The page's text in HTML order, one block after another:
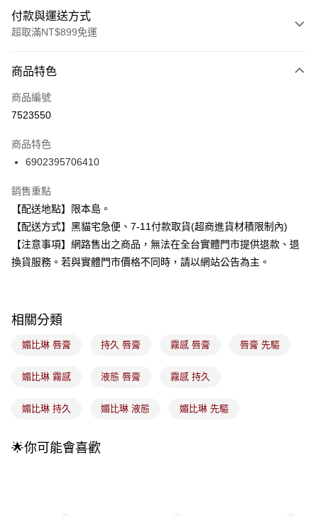
付款與運送方式
超取滿NT$899免運
信用卡一次付款
超商取貨付款
Apple Pay
街口支付
悠遊付
Google Pay
全盈+PAY
【大哥付你分期使用說明】
2.付款方式選擇「大哥付你分期」，訂單成立後會自動跳轉到大哥付的交易
成交易。
消。如遇「轉專審核」未通過狀況，表示未達大哥付你分期系統評分，恕無
1.分期款項不併入電信帳單，「大哥付你分期」於每月結算日後寄送繳費提
每筆NT$100，滿NT$899(含以上)免運費
每筆NT$100，滿NT$899(含以上)免運費
商品特色
商品編號
7523550
商品特色
6902395706410
銷售重點
【配送地點】限本島。
【配送方式】黑貓宅急便、7-11付款取貨(超商進貨材積限制內)
【注意事項】網路售出之商品，無法在全台實體門市提供退款、退
換貨服務。若與實體門市價格不同時，請以網站公告為主。
相關分類
媚比琳 唇膏 持久 唇膏 霧感 唇膏 唇膏 先驅
媚比琳 霧感 液態 唇膏 霧感 持久
媚比琳 持久 媚比琳 液態 媚比琳 先驅
🌟你可能會喜歡